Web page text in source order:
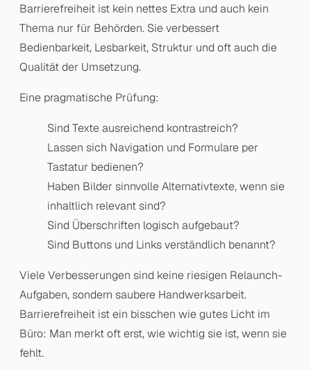
Barrierefreiheit ist kein nettes Extra und auch kein
Thema nur für Behörden. Sie verbessert
Bedienbarkeit, Lesbarkeit, Struktur und oft auch die
Qualität der Umsetzung.
Eine pragmatische Prüfung:
Sind Texte ausreichend kontrastreich?
Lassen sich Navigation und Formulare per
Tastatur bedienen?
Haben Bilder sinnvolle Alternativtexte, wenn sie
inhaltlich relevant sind?
Sind Überschriften logisch aufgebaut?
Sind Buttons und Links verständlich benannt?
Viele Verbesserungen sind keine riesigen Relaunch-
Aufgaben, sondern saubere Handwerksarbeit.
Barrierefreiheit ist ein bisschen wie gutes Licht im
Büro: Man merkt oft erst, wie wichtig sie ist, wenn sie
fehlt.